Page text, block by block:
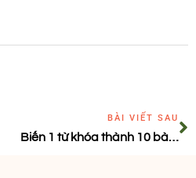
BÀI VIẾT SAU
Biến 1 từ khóa thành 10 bài viết, bạn đã biết cách chưa?